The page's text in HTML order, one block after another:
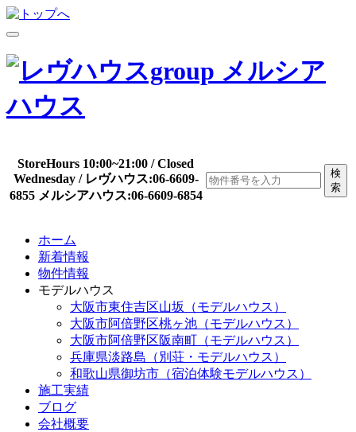
StoreHours 10:00~21:00 / Closed
Wednesday / レヴハウス:06-6609-
6855 メルシアハウス:06-6609-6854
検
索
ホーム
新着情報
物件情報
モデルハウス
大阪市東住吉区山坂（モデルハウス）
大阪市阿倍野区桃ヶ池（モデルハウス）
大阪市阿倍野区阪南町（モデルハウス）
兵庫県淡路島（別荘・モデルハウス）
和歌山県御坊市（宿泊体験モデルハウス）
施工実績
ブログ
会社概要